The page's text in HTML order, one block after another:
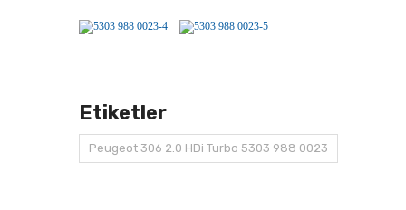
Etiketler
Peugeot 306 2.0 HDi Turbo 5303 988 0023